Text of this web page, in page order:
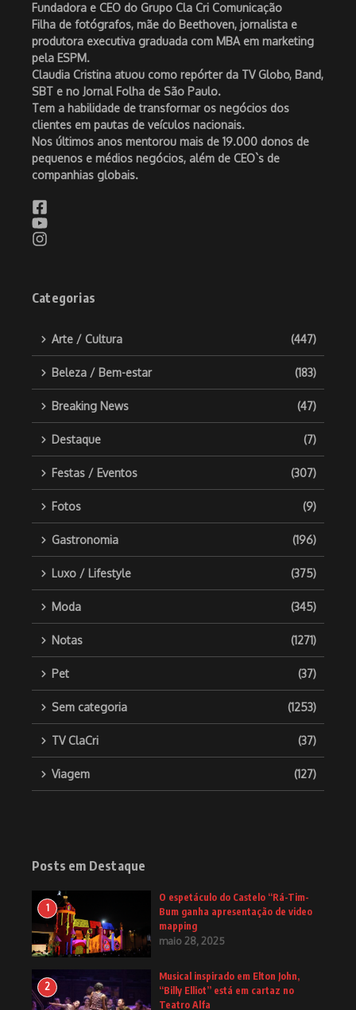
Fundadora e CEO do Grupo Cla Cri Comunicação
Filha de fotógrafos, mãe do Beethoven, jornalista e
produtora executiva graduada com MBA em marketing
pela ESPM.
Claudia Cristina atuou como repórter da TV Globo, Band,
SBT e no Jornal Folha de São Paulo.
Tem a habilidade de transformar os negócios dos
clientes em pautas de veículos nacionais.
Nos últimos anos mentorou mais de 19.000 donos de
pequenos e médios negócios, além de CEO`s de
companhias globais.
Categorias
Arte / Cultura (447)
Beleza / Bem-estar (183)
Breaking News (47)
Destaque (7)
Festas / Eventos (307)
Fotos (9)
Gastronomia (196)
Luxo / Lifestyle (375)
Moda (345)
Notas (1271)
Pet (37)
Sem categoria (1253)
TV ClaCri (37)
Viagem (127)
Posts em Destaque
1
O espetáculo do Castelo “Rá-Tim-
Bum ganha apresentação de video
mapping
maio 28, 2025
2
Musical inspirado em Elton John,
“Billy Elliot” está em cartaz no
Teatro Alfa